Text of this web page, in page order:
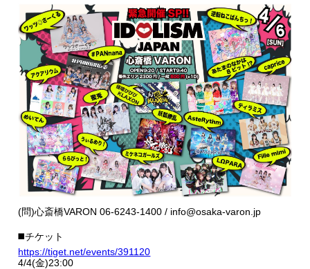
(問)心斎橋VARON 06-6243-1400 / info@osaka-varon.jp
◼️チケット
https://tiget.net/events/391120
4/4(金)23:00